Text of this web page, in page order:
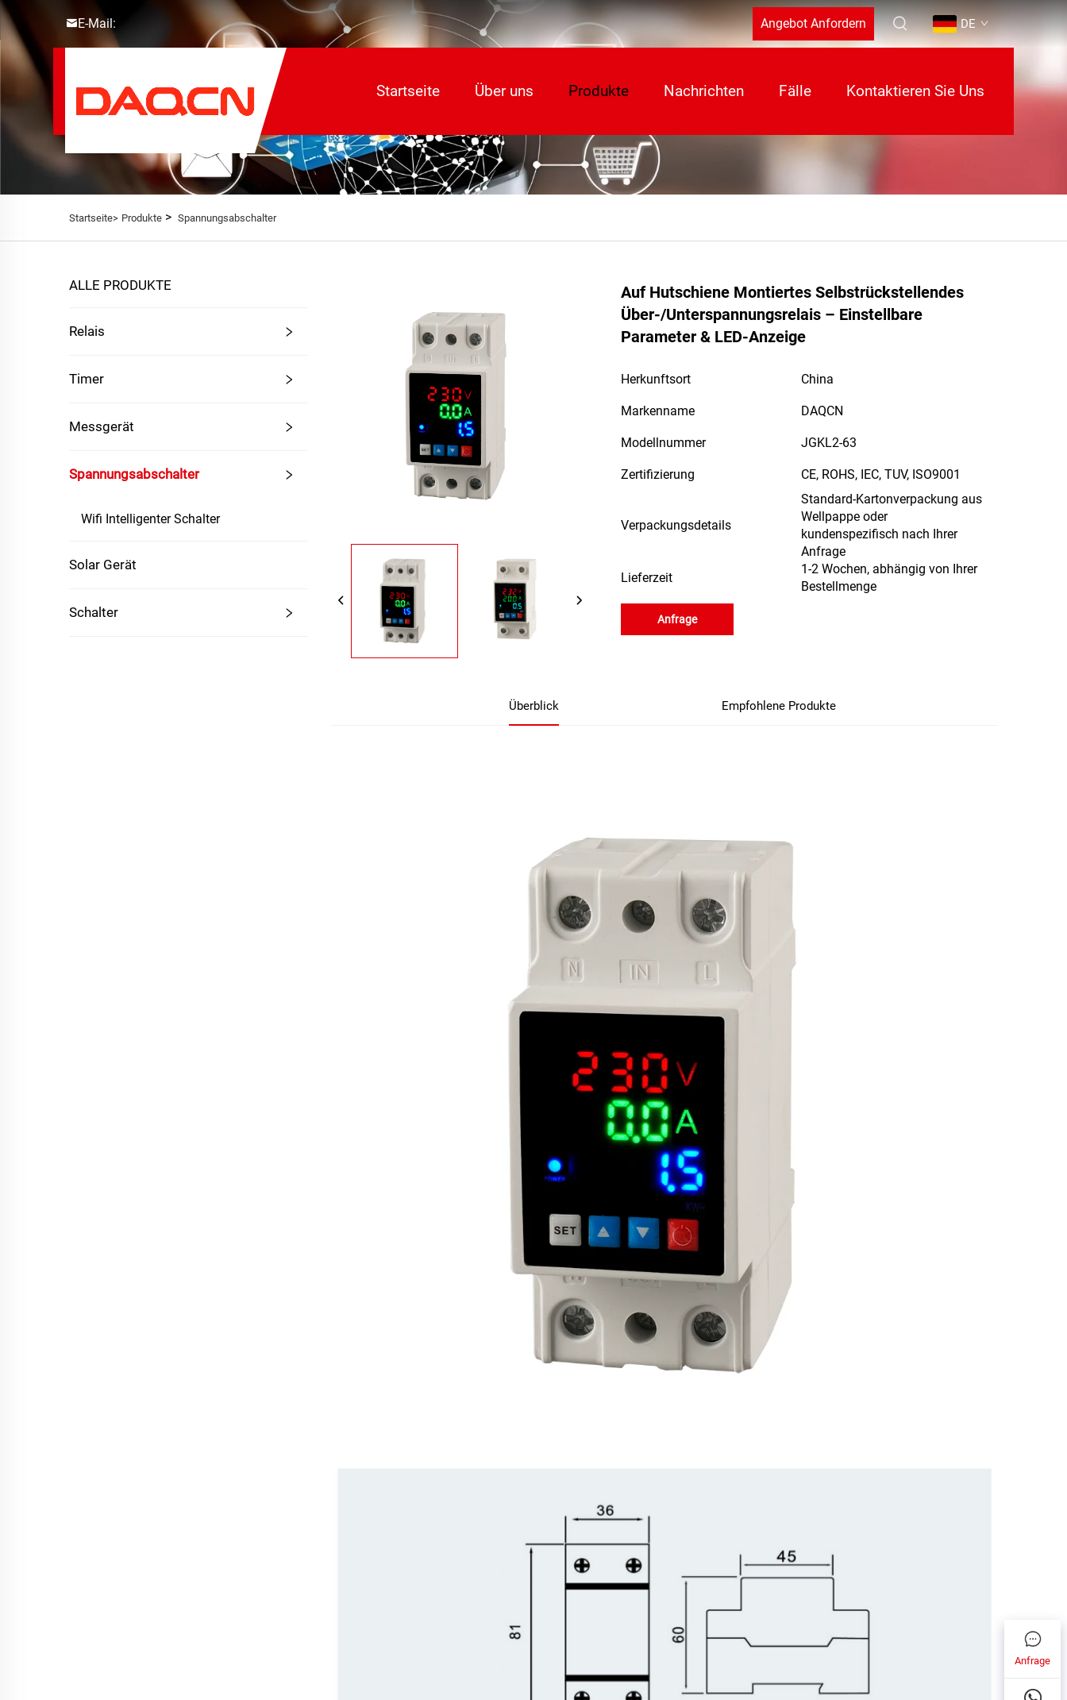
E-Mail: Angebot Anfordern DE
Startseite Über uns Produkte Nachrichten Fälle Kontaktieren Sie Uns
Startseite> Produkte > Spannungsabschalter
ALLE PRODUKTE
Relais
Timer
Messgerät
Spannungsabschalter
Wifi Intelligenter Schalter
Solar Gerät
Schalter
Auf Hutschiene Montiertes Selbstrückstellendes
Über-/Unterspannungsrelais – Einstellbare
Parameter & LED-Anzeige
Herkunftsort China
Markenname DAQCN
Modellnummer JGKL2-63
Zertifizierung CE, ROHS, IEC, TUV, ISO9001
Verpackungsdetails
Standard-Kartonverpackung aus
Wellpappe oder
kundenspezifisch nach Ihrer
Anfrage
Lieferzeit
1-2 Wochen, abhängig von Ihrer
Bestellmenge
Anfrage
Überblick Empfohlene Produkte
Anfrage